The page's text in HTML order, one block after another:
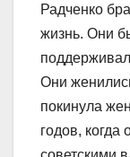
Радченко
жизнь. Они
Они
покинула
годов,